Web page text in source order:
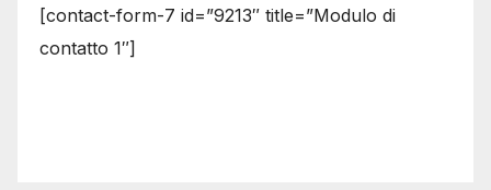
[contact-form-7 id=”9213″ title=”Modulo di
contatto 1″]